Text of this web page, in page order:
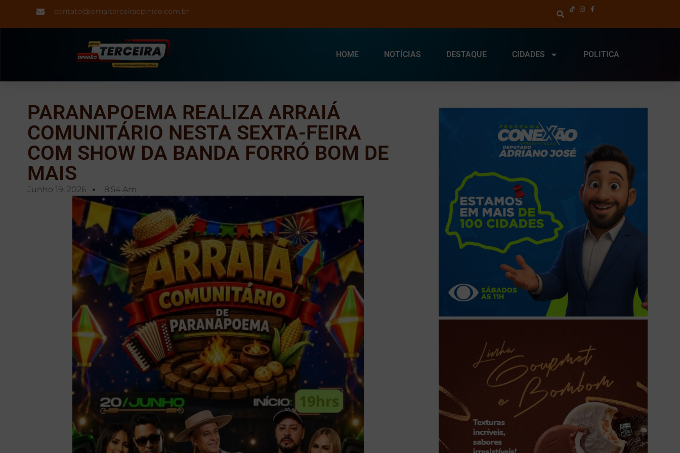
contato@jornalterceiraopiniao.com.br
HOME NOTÍCIAS DESTAQUE CIDADES POLITICA
PARANAPOEMA REALIZA ARRAIÁ
COMUNITÁRIO NESTA SEXTA-FEIRA
COM SHOW DA BANDA FORRÓ BOM DE
MAIS
Junho 19, 2026 8:54 Am